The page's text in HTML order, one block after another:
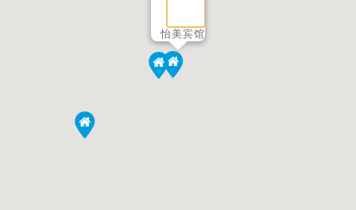
怡美宾馆